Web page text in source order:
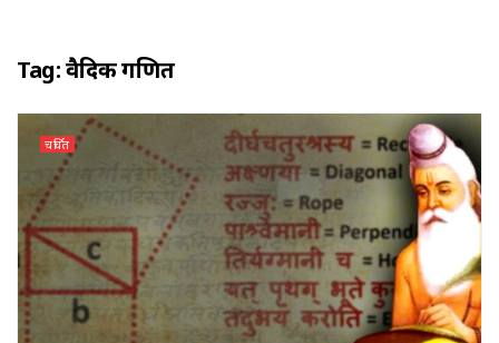
Tag:वैदिक गणित
चर्चित